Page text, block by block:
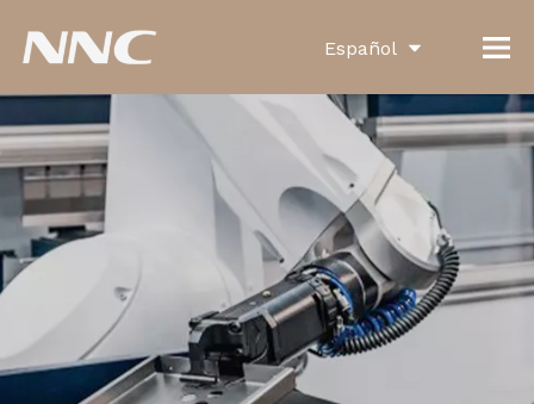
Español
English
العربية
Français
Pусский
Português
Deutsch